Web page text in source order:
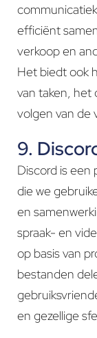
efficiënt
verkoop en
Het biedt ook
van taken, het
volgen van de
9.
Discord is
die we
en
spraak- en
op basis van
bestanden
en gezellige